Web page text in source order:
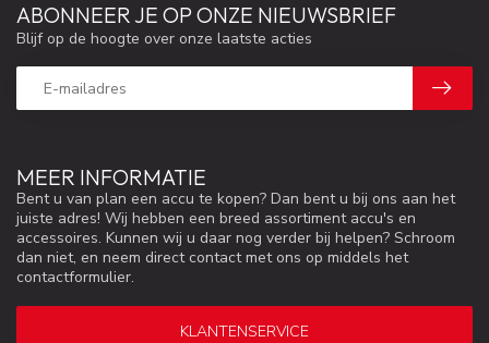
MEER INFORMATIE
Bent u van plan een accu te kopen? Dan bent u bij ons aan het
juiste adres! Wij hebben een breed assortiment accu's en
accessoires. Kunnen wij u daar nog verder bij helpen? Schroom
dan niet, en neem direct contact met ons op middels het
contactformulier.
KLANTENSERVICE
ABONNEER JE OP ONZE NIEUWSBRIEF
Blijf op de hoogte over onze laatste acties